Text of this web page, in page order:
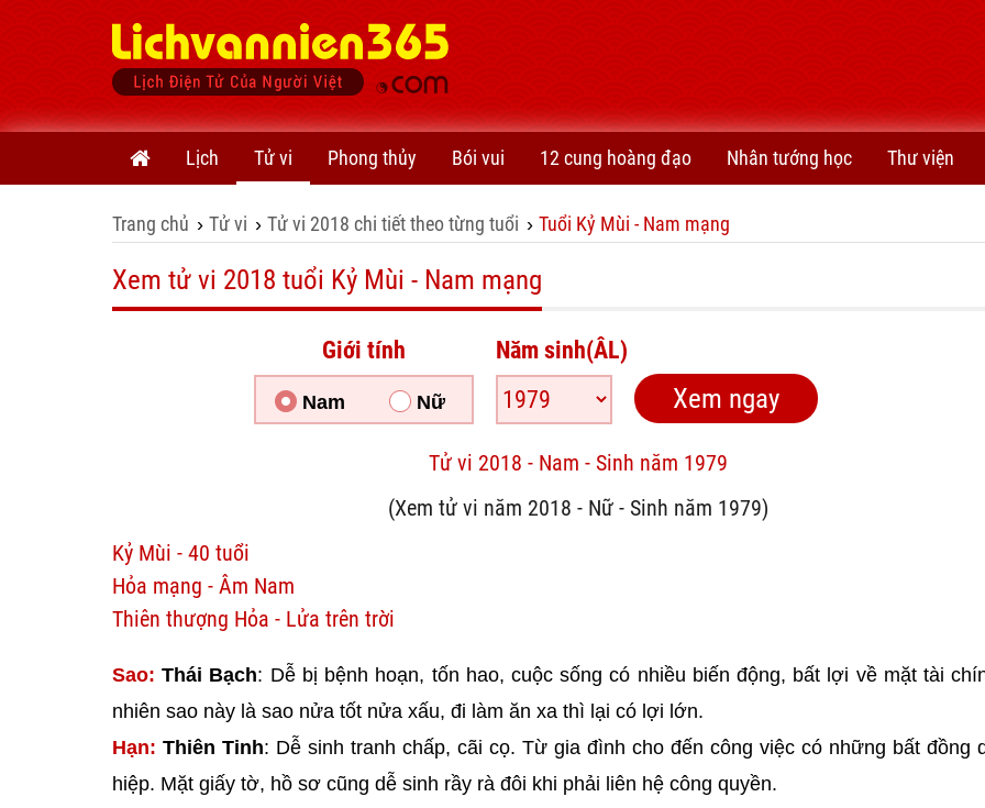
Lịch Tử vi Phong thủy Bói vui 12 cung hoàng đạo Nhân tướng học Thư viện
Trang chủ › Tử vi › Tử vi 2018 chi tiết theo từng tuổi › Tuổi Kỷ Mùi - Nam mạng
Xem tử vi 2018 tuổi Kỷ Mùi - Nam mạng
Giới tính
Nam Nữ
Năm sinh(ÂL)
Tử vi 2018 - Nam - Sinh năm 1979
(Xem tử vi năm 2018 - Nữ - Sinh năm 1979)
Kỷ Mùi - 40 tuổi
Hỏa mạng - Âm Nam
Thiên thượng Hỏa - Lửa trên trời
Sao: Thái Bạch: Dễ bị bệnh hoạn, tốn hao, cuộc sống có nhiều biến động, bất lợi về mặt tài
nhiên sao này là sao nửa tốt nửa xấu, đi làm ăn xa thì lại có lợi lớn.
Hạn: Thiên Tinh: Dễ sinh tranh chấp, cãi cọ. Từ gia đình cho đến công việc có những bất đồng
hiệp. Mặt giấy tờ, hồ sơ cũng dễ sinh rầy rà đôi khi phải liên hệ công quyền.